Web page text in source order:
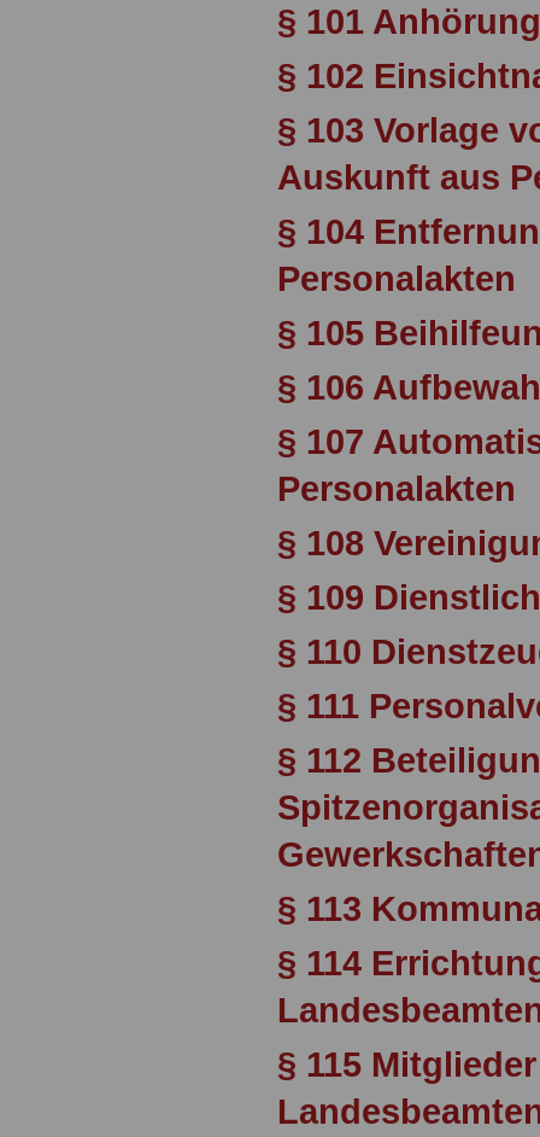
§ 101
§ 102
§ 103 Vorlage
Auskunft aus
§ 104
Personalakten
§ 105
§ 106
§ 107
Personalakten
§ 108
§ 109
§ 110
§ 111
§ 112
§ 113
§ 114
§ 115